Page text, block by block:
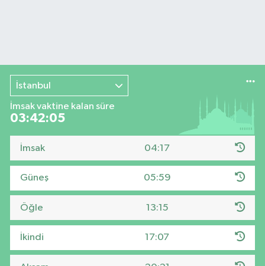
İstanbul
İmsak vaktine kalan süre
03:42:04
İmsak 04:17
Güneş 05:59
Öğle 13:15
İkindi 17:07